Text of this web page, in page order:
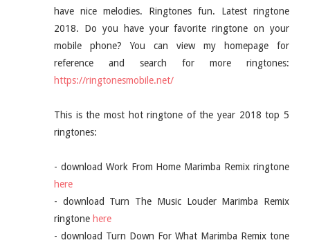
have nice melodies. Ringtones fun. Latest ringtone
2018. Do you have your favorite ringtone on your
mobile phone? You can view my homepage for
reference and search for more ringtones:
https://ringtonesmobile.net/
This is the most hot ringtone of the year 2018 top 5
ringtones:
- download Work From Home Marimba Remix ringtone
here
- download Turn The Music Louder Marimba Remix
ringtone here
- download Turn Down For What Marimba Remix tone